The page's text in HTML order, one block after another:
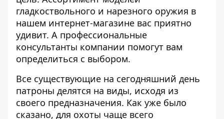
гладкоствольного и нарезного оружия в
нашем интернет-магазине вас приятно
удивит. А профессиональные
консультанты компании помогут вам
определиться с выбором.
Все существующие на сегодняшний день
патроны делятся на виды, исходя из
своего предназначения. Как уже было
сказано, для охоты чаще всего